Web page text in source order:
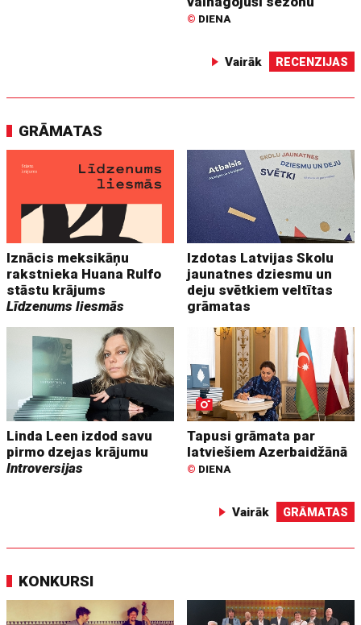
© DIENA
Vairāk RECENZIJAS
GRĀMATAS
Iznācis meksikāņu
rakstnieka Huana Rulfo
stāstu krājums
Līdzenums liesmās
Izdotas Latvijas Skolu
jaunatnes dziesmu un
deju svētkiem veltītas
grāmatas
Linda Leen izdod savu
pirmo dzejas krājumu
Introversijas
Tapusi grāmata par
latviešiem Azerbaidžānā
© DIENA
Vairāk GRĀMATAS
KONKURSI